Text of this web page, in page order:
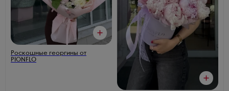
Роскошные георгины от
PIONFLO